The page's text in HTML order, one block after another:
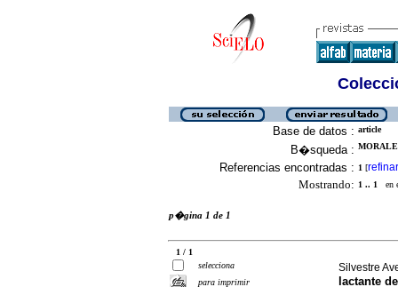
Base de datos : article
B�squeda :
Referencias encontradas : 1 [refinar
Mostrando: 1 .. 1 en
p�gina 1 de 1
1 / 1
selecciona
para imprimir
Silvestre
lactante